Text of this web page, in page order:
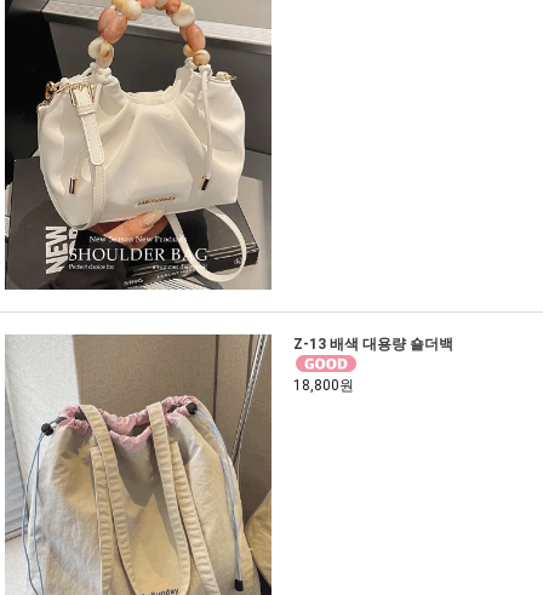
Z-13 배색 대용량 숄더백
18,800원